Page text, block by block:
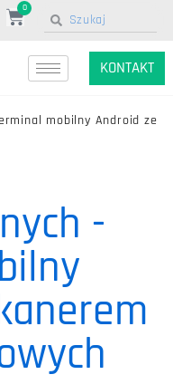
0
KONTAKT
mobilny Android ze
-